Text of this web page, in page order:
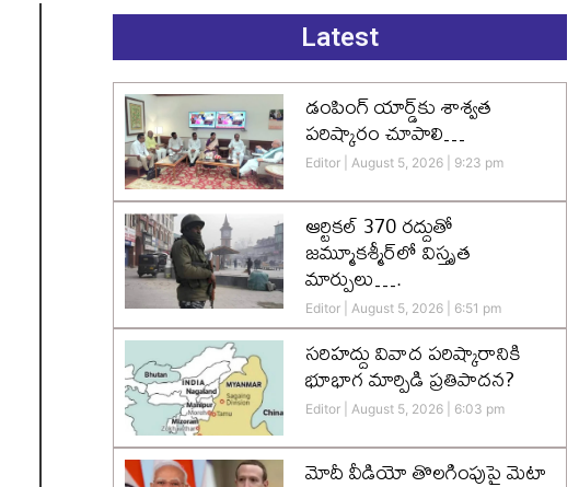
Latest
డంపింగ్ యార్డ్‌కు శాశ్వత
పరిష్కారం చూపాలి…
Editor August 5, 2026 9:23 pm
ఆర్టికల్ 370 రద్దుతో
జమ్మూకశ్మీర్‌లో విస్తృత
మార్పులు….
Editor August 5, 2026 6:51 pm
సరిహద్దు వివాద పరిష్కారానికి
భూభాగ మార్పిడి ప్రతిపాదన?
Editor August 5, 2026 6:03 pm
మోదీ వీడియో తొలగింపుపై మెటా